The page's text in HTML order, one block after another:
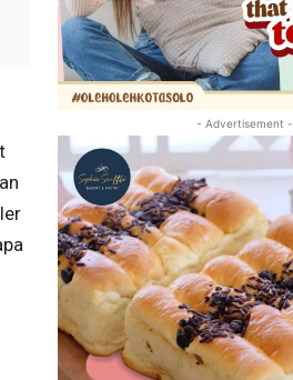
- Advertisement -